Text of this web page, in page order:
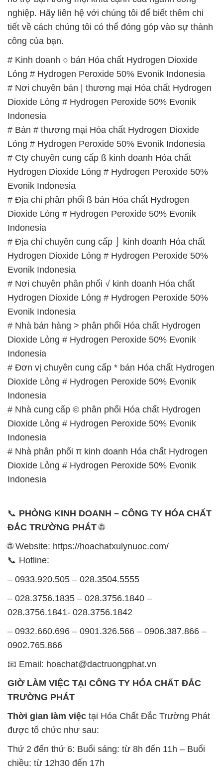
nghiệp. Hãy liên hệ với chúng tôi để biết thêm chi
tiết về cách chúng tôi có thể đóng góp vào sự thành
công của bạn.
# Kinh doanh ○ bán Hóa chất Hydrogen Dioxide
Lỏng # Hydrogen Peroxide 50% Evonik Indonesia
# Nơi chuyên bán | thương mại Hóa chất Hydrogen
Dioxide Lỏng # Hydrogen Peroxide 50% Evonik
Indonesia
# Bán # thương mại Hóa chất Hydrogen Dioxide
Lỏng # Hydrogen Peroxide 50% Evonik Indonesia
# Cty chuyên cung cấp ß kinh doanh Hóa chất
Hydrogen Dioxide Lỏng # Hydrogen Peroxide 50%
Evonik Indonesia
# Địa chỉ phân phối ß bán Hóa chất Hydrogen
Dioxide Lỏng # Hydrogen Peroxide 50% Evonik
Indonesia
# Địa chỉ chuyên cung cấp ⌡ kinh doanh Hóa chất
Hydrogen Dioxide Lỏng # Hydrogen Peroxide 50%
Evonik Indonesia
# Nơi chuyên phân phối √ kinh doanh Hóa chất
Hydrogen Dioxide Lỏng # Hydrogen Peroxide 50%
Evonik Indonesia
# Nhà bán hàng > phân phối Hóa chất Hydrogen
Dioxide Lỏng # Hydrogen Peroxide 50% Evonik
Indonesia
# Đơn vị chuyên cung cấp * bán Hóa chất Hydrogen
Dioxide Lỏng # Hydrogen Peroxide 50% Evonik
Indonesia
# Nhà cung cấp © phân phối Hóa chất Hydrogen
Dioxide Lỏng # Hydrogen Peroxide 50% Evonik
Indonesia
# Nhà phân phối π kinh doanh Hóa chất Hydrogen
Dioxide Lỏng # Hydrogen Peroxide 50% Evonik
Indonesia
📞 PHÒNG KINH DOANH – CÔNG TY HÓA CHẤT
ĐẮC TRƯỜNG PHÁT🌐
🌐 Website: https://hoachatxulynuoc.com/
📞 Hotline:
– 0933.920.505 – 028.3504.5555
– 028.3756.1835 – 028.3756.1840 –
028.3756.1841- 028.3756.1842
– 0932.660.696 – 0901.326.566 – 0906.387.866 –
0902.765.866
📧 Email: hoachat@dactruongphat.vn
GIỜ LÀM VIỆC TẠI CÔNG TY HÓA CHẤT ĐẮC
TRƯỜNG PHÁT
Thời gian làm việc tại Hóa Chất Đắc Trường Phát
được tổ chức như sau:
Thứ 2 đến thứ 6: Buổi sáng: từ 8h đến 11h – Buổi
chiều: từ 12h30 đến 17h